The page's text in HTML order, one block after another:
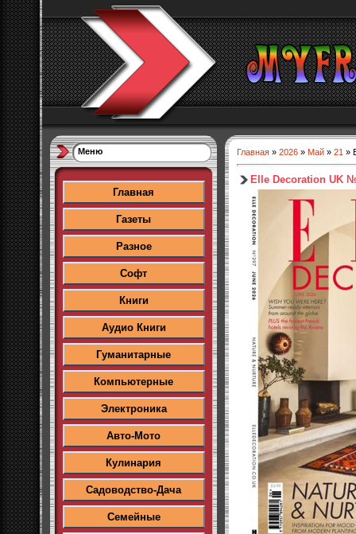
Меню
Главная
Газеты
Разное
Софт
Книги
Аудио Книги
Гуманитарные
Компьютерные
Электроника
Авто-Мото
Кулинария
Садоводство-Дача
Семейные
Главная » 2026 » Май » 21 »
Elle Decoration UK